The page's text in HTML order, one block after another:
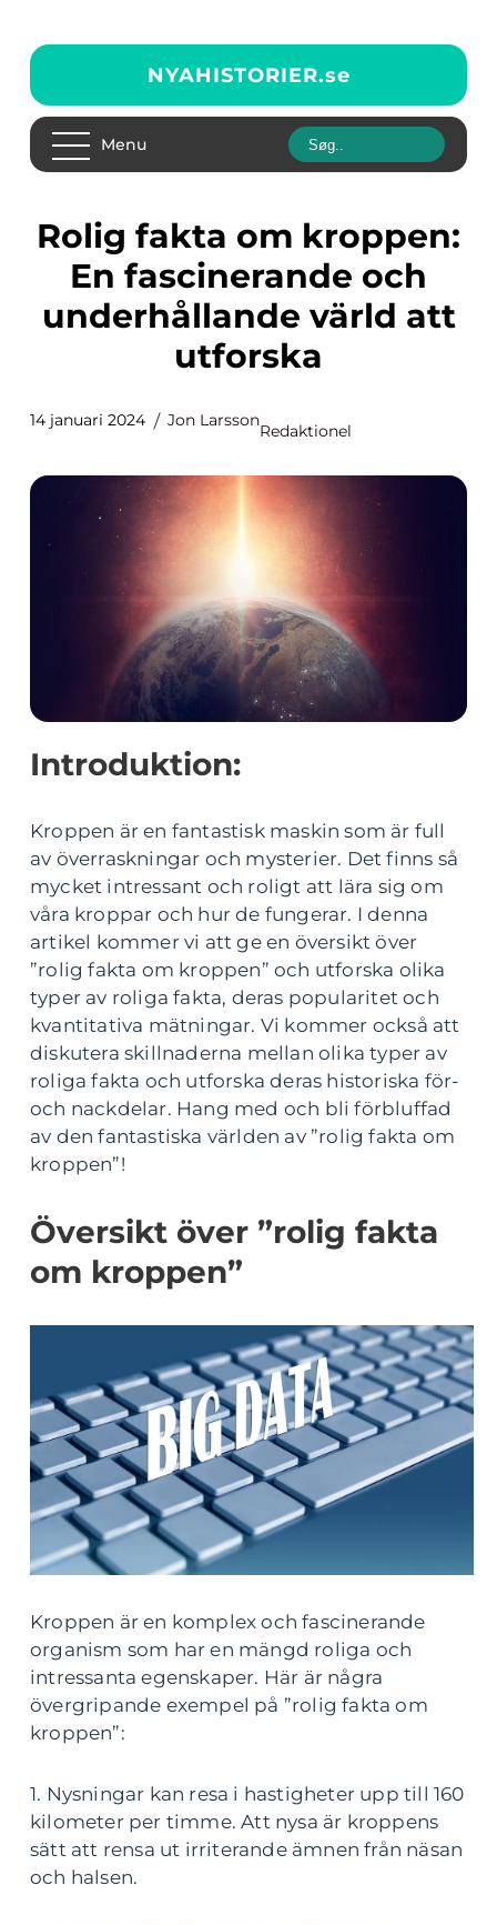
NYAHISTORIER.se
Menu
Rolig fakta om kroppen:
En fascinerande och
underhållande värld att
utforska
14 januari 2024 Jon Larsson
Redaktionel
Introduktion:
Kroppen är en fantastisk maskin som är full
av överraskningar och mysterier. Det finns så
mycket intressant och roligt att lära sig om
våra kroppar och hur de fungerar. I denna
artikel kommer vi att ge en översikt över
”rolig fakta om kroppen” och utforska olika
typer av roliga fakta, deras popularitet och
kvantitativa mätningar. Vi kommer också att
diskutera skillnaderna mellan olika typer av
roliga fakta och utforska deras historiska för-
och nackdelar. Hang med och bli förbluffad
av den fantastiska världen av ”rolig fakta om
kroppen”!
Översikt över ”rolig fakta
om kroppen”
Kroppen är en komplex och fascinerande
organism som har en mängd roliga och
intressanta egenskaper. Här är några
övergripande exempel på ”rolig fakta om
kroppen”:
1. Nysningar kan resa i hastigheter upp till 160
kilometer per timme. Att nysa är kroppens
sätt att rensa ut irriterande ämnen från näsan
och halsen.